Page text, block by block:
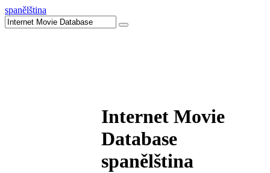
spanělština
Internet Movie
Database
spanělština